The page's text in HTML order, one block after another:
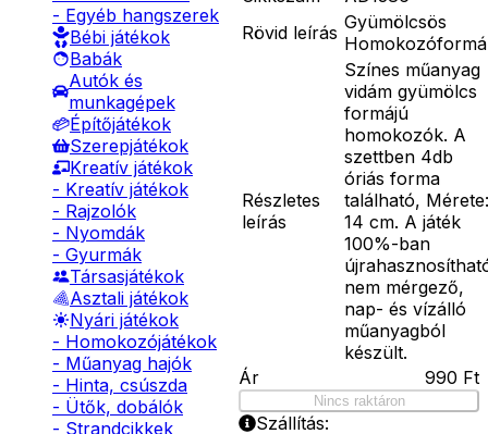
- Egyéb hangszerek
Bébi játékok
Babák
Autók és
munkagépek
Építőjátékok
Szerepjátékok
Kreatív játékok
- Kreatív játékok
- Rajzolók
- Nyomdák
- Gyurmák
Társasjátékok
Asztali játékok
Nyári játékok
- Homokozójátékok
- Műanyag hajók
- Hinta, csúszda
- Ütők, dobálók
- Strandcikkek
Rövid leírás Gyümölcsös
Részletes
leírás
Színes műanyag
vidám gyümölcs
formájú
homokozók. A
szettben 4db
óriás forma
található, Mérete:
14 cm. A játék
100%-ban
nem mérgező,
nap- és vízálló
műanyagból
készült.
Ár
990 Ft
Nincs raktáron
Szállítás: